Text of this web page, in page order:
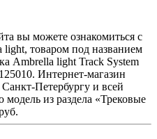
вы можете ознакомиться с
товаром под названием
Ambrella light Track System
Интернет-магазин
Петербургу и всей
из раздела «Трековые